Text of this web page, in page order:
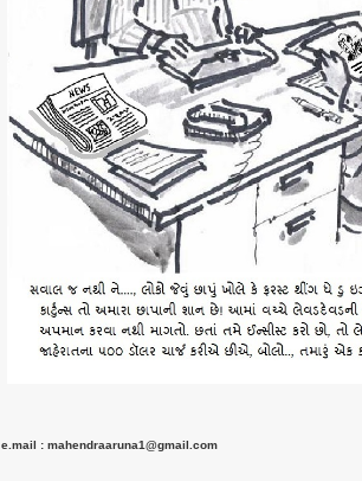
e.mail : mahendraaruna1@gmail.com